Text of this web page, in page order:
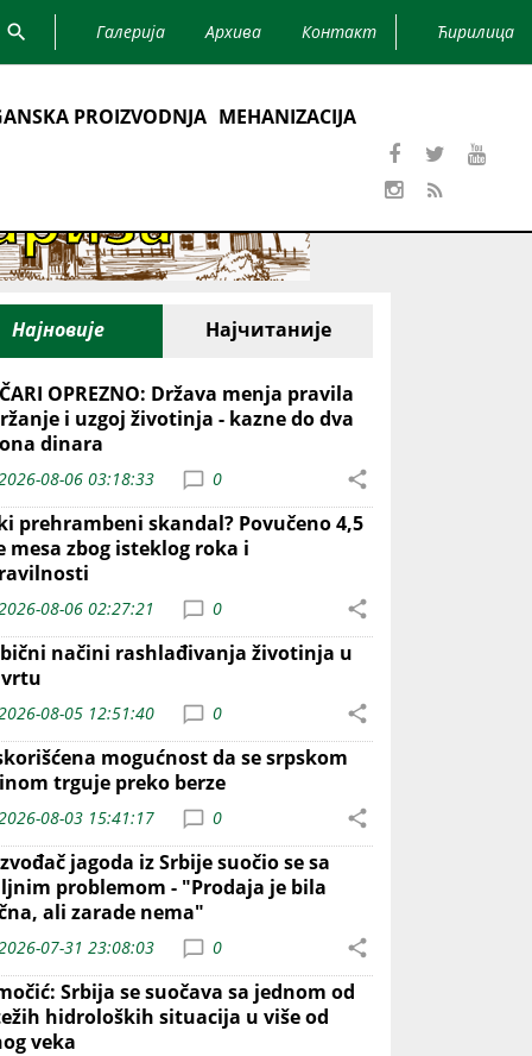
Галерија Архива Контакт Ћирилица
PROIZVODNJA MEHANIZACIJA
Најновије Најчитаније
OPREZNO: Država menja pravila
i uzgoj životinja - kazne do dva
dinara
08-06 03:18:33 0
prehrambeni skandal? Povučeno 4,5
mesa zbog isteklog roka i
08-06 02:27:21 0
načini rashlađivanja životinja u
vrtu
08-05 12:51:40 0
mogućnost da se srpskom
trguje preko berze
08-03 15:41:17 0
jagoda iz Srbije suočio se sa
problemom - "Prodaja je bila
ali zarade nema"
07-31 23:08:03 0
Srbija se suočava sa jednom od
hidroloških situacija u više od
veka